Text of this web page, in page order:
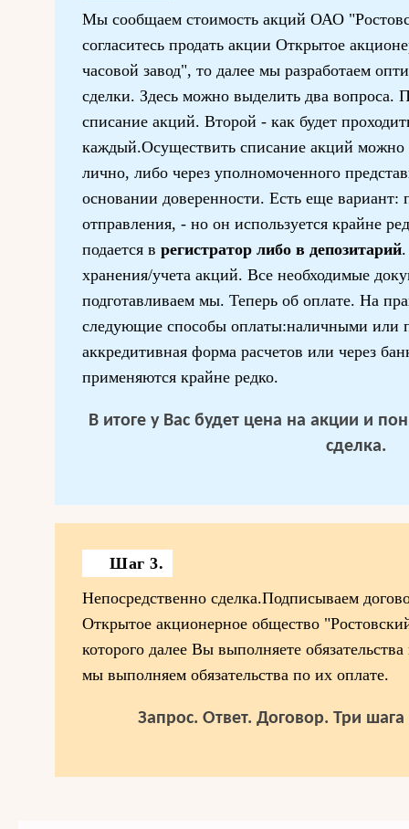
Мы сообщаем стоимость акций ОАО
согласитесь продать акции Открытое
часовой завод", то далее мы разработаем
сделки. Здесь можно выделить два вопроса.
списание акций. Второй - как будет
каждый.Осуществить списание акций можно
лично, либо через уполномоченного
основании доверенности. Есть еще вариант:
отправления, - но он используется крайне
подается в регистратор либо в депозитарий
хранения/учета акций. Все необходимые
подготавливаем мы. Теперь об оплате. На
следующие способы оплаты:наличными или
аккредитивная форма расчетов или через
применяются крайне редко.
В итоге у Вас будет цена на акции и
сделка.
Шаг 3.
Непосредственно сделка.Подписываем
Открытое акционерное общество
которого далее Вы выполняете
мы выполняем обязательства по их оплате.
Запрос. Ответ. Договор. Три